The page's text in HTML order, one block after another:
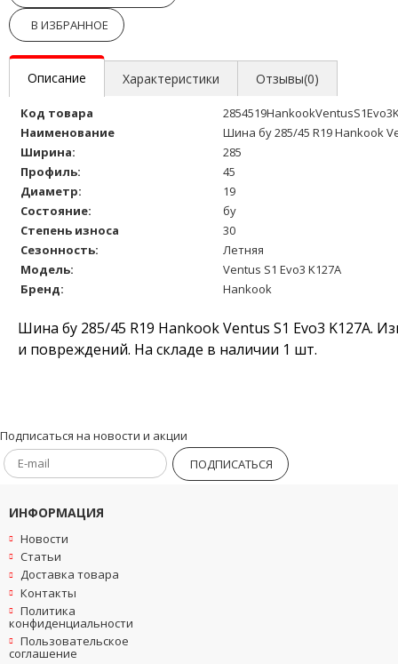
В ИЗБРАННОЕ
Описание Характеристики Отзывы(0)
Код товара
Наименование
Шина бу 285/45 R19 Hankook
Ширина:
285
Профиль:
45
Диаметр:
19
Состояние:
бу
Степень износа
30
Сезонность:
Летняя
Модель:
Ventus S1 Evo3 K127A
Бренд:
Hankook
Шина бу 285/45 R19 Hankook Ventus S1 Evo3 K127A.
и повреждений. На складе в наличии 1 шт.
Подписаться на новости и акции
ПОДПИСАТЬСЯ
ИНФОРМАЦИЯ
Новости
Статьи
Доставка товара
Контакты
Политика
конфиденциальности
Пользовательское
соглашение